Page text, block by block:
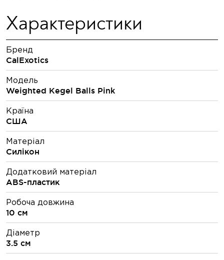
Характеристики
Бренд
CalExotics
Модель
Weighted Kegel Balls Pink
Країна
США
Матеріал
Силікон
Додатковий матеріал
ABS-пластик
Робоча довжина
10 см
Діаметр
3.5 см